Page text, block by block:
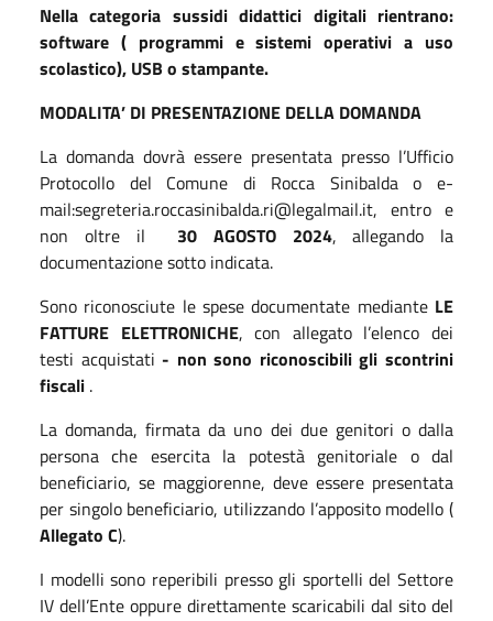
Nella categoria sussidi didattici digitali rientrano:
software ( programmi e sistemi operativi a uso
scolastico), USB o stampante.
MODALITA’ DI PRESENTAZIONE DELLA DOMANDA
La domanda dovrà essere presentata presso l’Ufficio
Protocollo del Comune di Rocca Sinibalda o e-
mail:segreteria.roccasinibalda.ri@legalmail.it, entro e
non oltre il
30 AGOSTO 2024, allegando la
documentazione sotto indicata.
Sono riconosciute le spese documentate mediante LE
FATTURE ELETTRONICHE, con allegato l’elenco dei
testi acquistati- non sono riconoscibili gli scontrini
fiscali .
La domanda, firmata da uno dei due genitori o dalla
persona che esercita la potestà genitoriale o dal
beneficiario, se maggiorenne, deve essere presentata
per singolo beneficiario, utilizzando l’apposito modello (
Allegato C).
I modelli sono reperibili presso gli sportelli del Settore
IV dell’Ente oppure direttamente scaricabili dal sito del